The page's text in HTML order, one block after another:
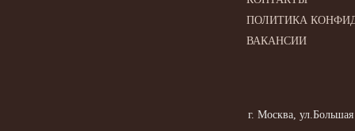
ПОЛИТИКА
ВАКАНСИИ
г. Москва, ул.Большая